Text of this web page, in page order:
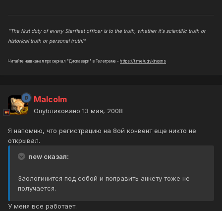
"The first duty of every Starfleet officer is to the truth, whether it's scientific truth or
historical truth or personal truth!"
Читайте наш канал про сериал "Дискавери" в Телеграме - https://t.me/uglyklingons
Malcolm
Опубликовано 13 мая, 2008
Я напомню, что регистрацию на 8ой конвент еще никто не
открывал.
new сказал:
Заологинится под собой и поправить анкету тоже не
получается.
У меня все работает.